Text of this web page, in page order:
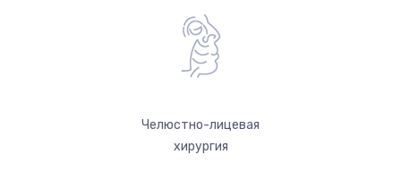
Челюстно-лицевая
хирургия